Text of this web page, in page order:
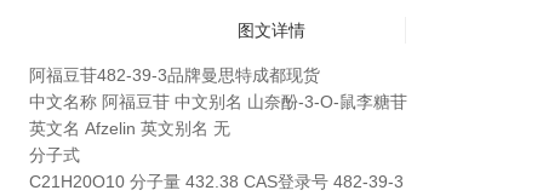
图文详情
阿福豆苷482-39-3品牌曼思特成都现货
中文名称 阿福豆苷 中文别名 山奈酚-3-O-鼠李糖苷
英文名 Afzelin 英文别名 无
分子式
C21H20O10 分子量 432.38 CAS登录号 482-39-3